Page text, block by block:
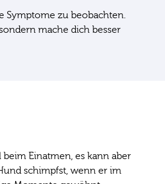
Symptome zu beobachten.
mache dich besser
Einatmen, es kann aber
schimpfst, wenn er im